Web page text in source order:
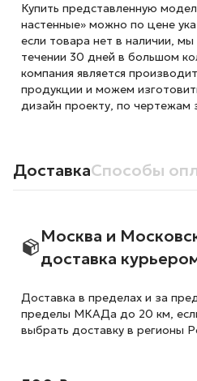
Купить представленную
настенные» можно по цене
если товара нет в наличии,
течении 30 дней в большом
компания является
продукции и можем
дизайн проекту, по чертежам
ДоставкаСпособы
Москва и
доставка
Доставка в пределах и за
пределы МКАДа до 20 км,
выбрать доставку в регионы